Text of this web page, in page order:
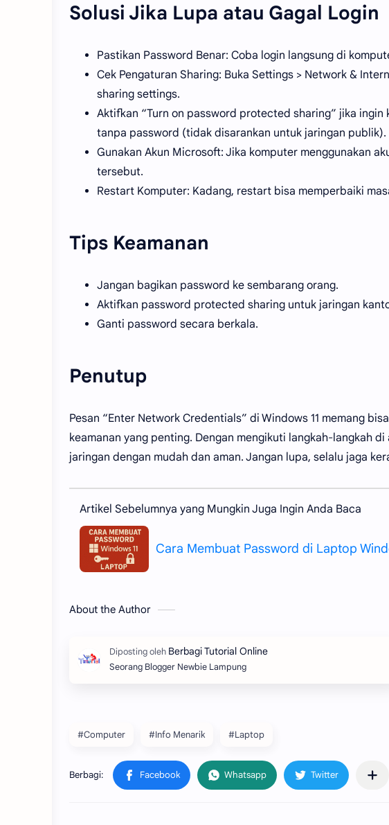
Solusi Jika Lupa atau Gagal Login
Pastikan Password Benar: Coba login langsung di
Cek Pengaturan Sharing: Buka Settings > Network &
sharing settings.
Aktifkan “Turn on password protected sharing” jika
tanpa password (tidak disarankan untuk jaringan publik).
Gunakan Akun Microsoft: Jika komputer menggunakan
tersebut.
Restart Komputer: Kadang, restart bisa memperbaiki
Tips Keamanan
Jangan bagikan password ke sembarang orang.
Aktifkan password protected sharing untuk jaringan
Ganti password secara berkala.
Penutup
Pesan “Enter Network Credentials” di Windows 11 memang
keamanan yang penting. Dengan mengikuti langkah-langkah
jaringan dengan mudah dan aman. Jangan lupa, selalu jaga
Artikel Sebelumnya yang Mungkin Juga Ingin Anda Baca
Cara Membuat Password di Laptop
About the Author
Seorang Blogger Newbie Lampung
#Computer #Info Menarik #Laptop